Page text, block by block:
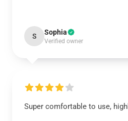
S Sophia
Verified owner
Super comfortable to use,